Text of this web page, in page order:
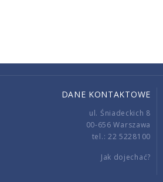
DANE KONTAKTOWE
ul. Śniadeckich 8
00-656 Warszawa
tel.: 22 5228100
Jak dojechać?